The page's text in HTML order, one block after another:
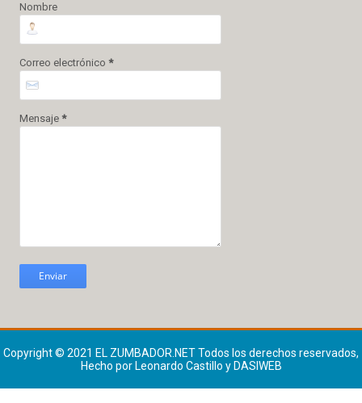
Nombre
Correo electrónico *
Mensaje *
Copyright © 2021 EL ZUMBADOR.NETTodos los derechos reservados,
Hecho por Leonardo Castillo y DASIWEB